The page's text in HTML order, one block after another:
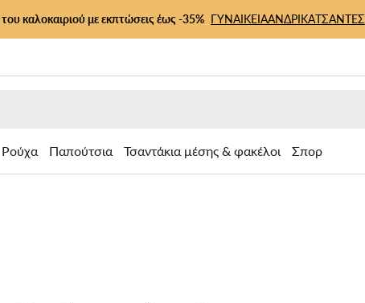
καλοκαιριού με εκπτώσεις έως -35% ΓΥΝΑΙΚΕΙΑΑΝΔΡΙΚΑΤΣΑΝΤΕΣ
Ρούχα Παπούτσια Τσαντάκια μέσης & φακέλοι Σπορ